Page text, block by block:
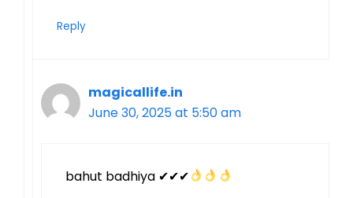
Reply
magicallife.in
June 30, 2025 at 5:50 am
bahut badhiya ✔✔✔